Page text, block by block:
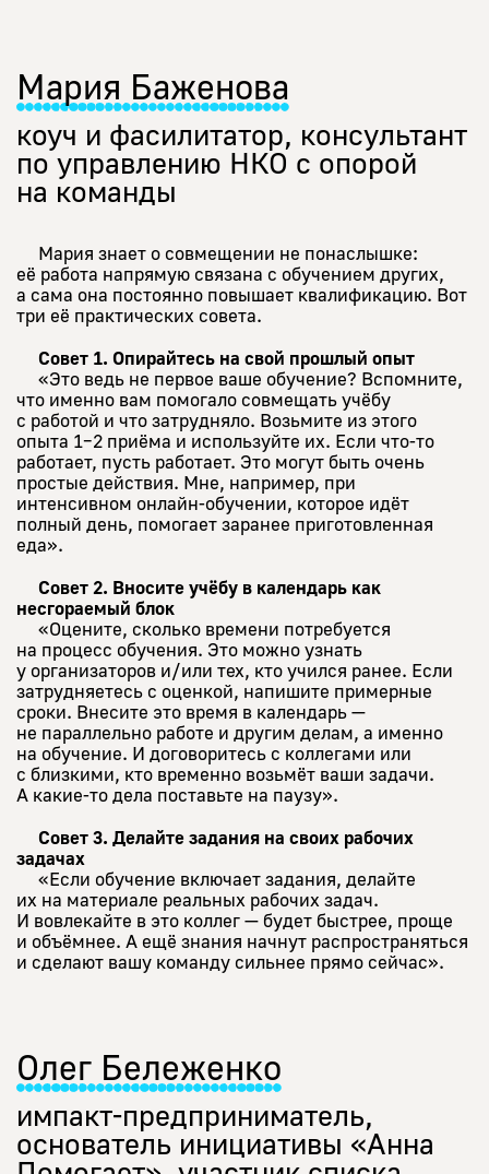
Мария Баженова
коуч и фасилитатор, консультант
по управлению НКО с опорой
на команды
Мария знает о совмещении не понаслышке:
её работа напрямую связана с обучением других,
а сама она постоянно повышает квалификацию. Вот
три её практических совета.
Совет 1. Опирайтесь на свой прошлый опыт
«Это ведь не первое ваше обучение? Вспомните,
что именно вам помогало совмещать учёбу
с работой и что затрудняло. Возьмите из этого
опыта 1–2 приёма и используйте их. Если что-то
работает, пусть работает. Это могут быть очень
простые действия. Мне, например, при
интенсивном онлайн-обучении, которое идёт
полный день, помогает заранее приготовленная
еда».
Совет 2. Вносите учёбу в календарь как
несгораемый блок
«Оцените, сколько времени потребуется
на процесс обучения. Это можно узнать
у организаторов и/или тех, кто учился ранее. Если
затрудняетесь с оценкой, напишите примерные
сроки. Внесите это время в календарь —
не параллельно работе и другим делам, а именно
на обучение. И договоритесь с коллегами или
с близкими, кто временно возьмёт ваши задачи.
А какие-то дела поставьте на паузу».
Совет 3. Делайте задания на своих рабочих
задачах
«Если обучение включает задания, делайте
их на материале реальных рабочих задач.
И вовлекайте в это коллег — будет быстрее, проще
и объёмнее. А ещё знания начнут распространяться
и сделают вашу команду сильнее прямо сейчас».
Олег Бележенко
импакт-предприниматель,
основатель инициативы «Анна